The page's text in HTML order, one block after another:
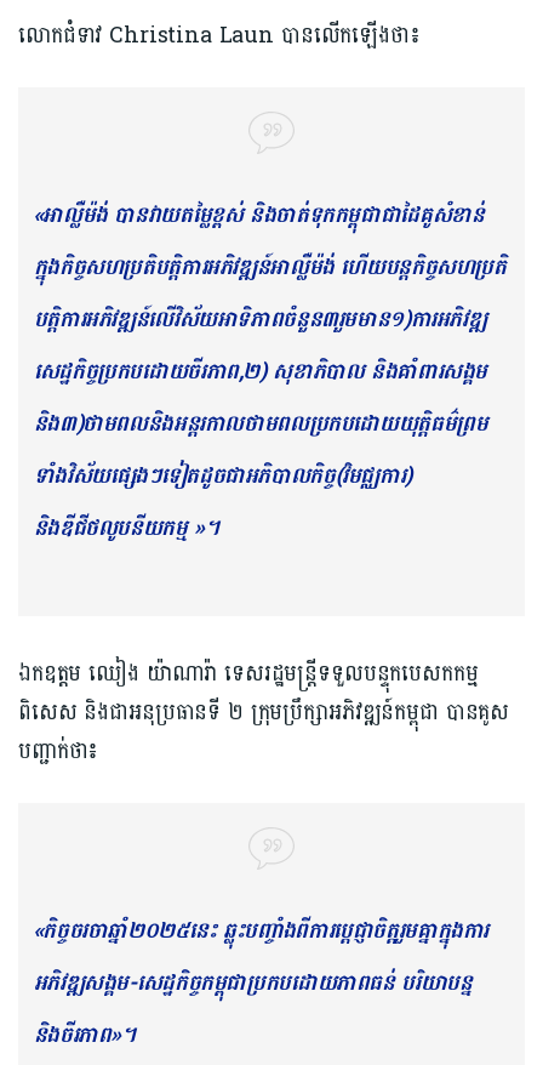
លោកជំទាវ Christina Laun បានលើកឡើងថា៖
«អាល្លឺម៉ង់​ បានវាយតម្លៃខ្ពស់ និងចាត់ទុកកម្ពុជាជាដៃគូសំខាន់
ក្នុងកិច្ចសហប្រតិបត្តិការអភិវឌ្ឍន៍អាល្លឺម៉ង់ ហើយបន្តកិច្ច​សហ​​ប្រតិ​
បត្តិការអភិវឌ្ឍន៍លើវិស័យអាទិភាពចំនួន៣រួមមាន១)ការអភិវឌ្ឍ
សេដ្ឋកិច្ចប្រកបដោយចីរភាព,២) សុខា​ភិ​បា​ល និងគាំពារសង្គម
និង៣)ថាមពលនិងអន្តរកាលថាមពលប្រកបដោយយុត្តិធម៌ព្រម
ទាំងវិស័យផ្សេងៗទៀតដូចជាអភិ​បា​ល​កិច្ច(វិមជ្ឈការ)
និងឌីជីថលូបនីយកម្ម »។
ឯកឧត្តម ឈៀង យ៉ាណារ៉ា ទេសរដ្ឋមន្ត្រីទទួលបន្ទុកបេសកកម្ម
ពិសេស និងជាអនុប្រធានទី ២ ក្រុមប្រឹក្សាអភិវឌ្ឍន៍កម្ពុជា បានគូស
បញ្ជាក់ថា៖
«កិច្ចចរចាឆ្នាំ២០២៥នេះ ឆ្លុះបញ្ចាំងពីការប្តេជ្ញាចិត្តរួមគ្នាក្នុងការ
អភិវឌ្ឍសង្គម-សេដ្ឋកិច្ចកម្ពុជាប្រកបដោយភាពធន់ បរិយាបន្ន
និងចីរភាព»។